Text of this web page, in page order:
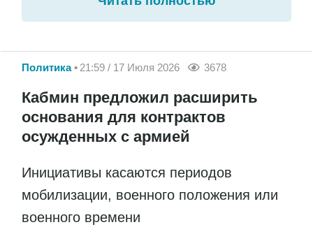
Политика 21:59 / 17 Июля 2026 3678
Кабмин предложил расширить
основания для контрактов
осужденных с армией
Инициативы касаются периодов
мобилизации, военного положения или
военного времени